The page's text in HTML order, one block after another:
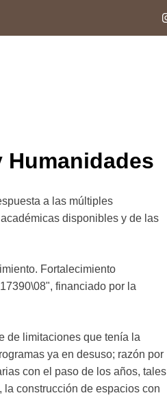
a las múltiples
disponibles y de las
Fortalecimiento
financiado por la
de limitaciones que tenía la
ya en desuso; razón por
con el paso de los años, tales
construcción de espacios con